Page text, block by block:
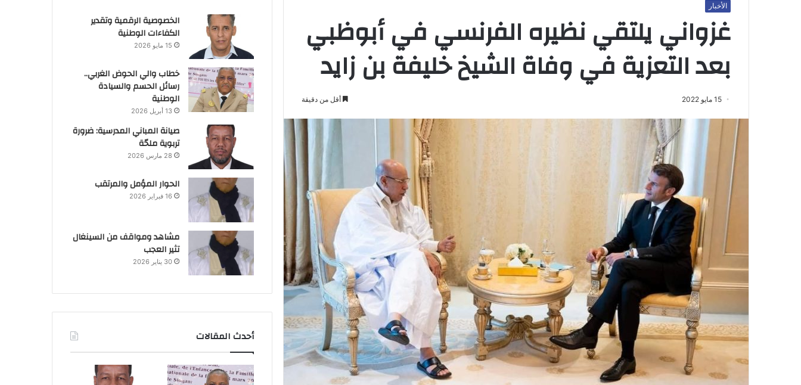
الأخبار
غزواني يلتقي نظيره الفرنسي في أبوظبي
بعد التعزية في وفاة الشيخ خليفة بن زايد
15 مايو 2022 أقل من دقيقة
الخصوصية الرقمية وتقدير
الكفاءات الوطنية
15 مايو 2026
خطاب والي الحوض الغربي..
رسائل الحسم والسيادة
الوطنية
13 أبريل 2026
صيانة المباني المدرسية: ضرورة
تربوية ملحّة
28 مارس 2026
الحوار المؤمل والمرتقب
16 فبراير 2026
مشاهد ومواقف من السينغال
تثير العجب
30 يناير 2026
أحدث المقالات